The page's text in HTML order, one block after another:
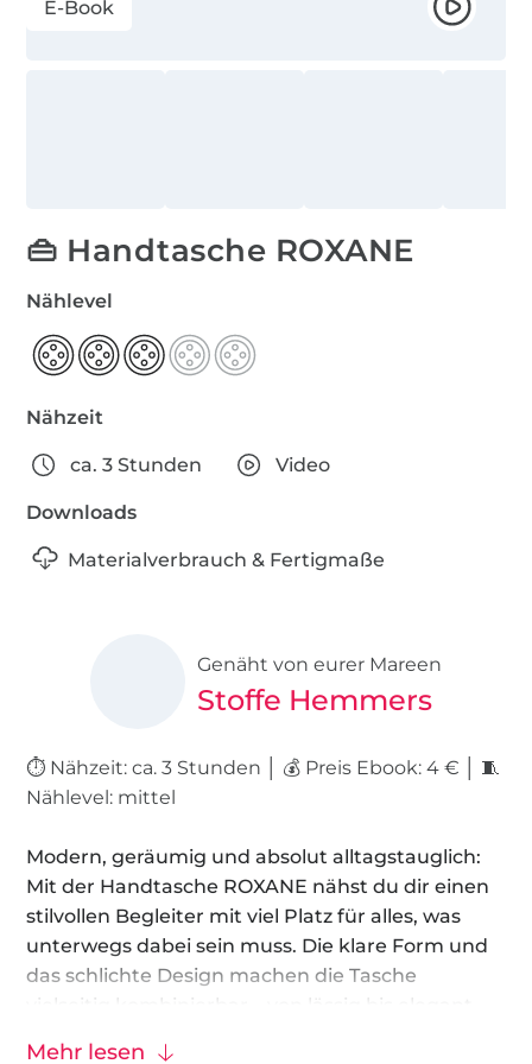
E-Book
👜 Handtasche ROXANE
Nählevel
Nähzeit
ca. 3 Stunden Video
Downloads
Materialverbrauch & Fertigmaße
Genäht von eurer Mareen
Stoffe Hemmers
⏱️ Nähzeit: ca. 3 Stunden │ 💰 Preis Ebook: 4 € │ 🧵
Nählevel: mittel
Modern, geräumig und absolut alltagstauglich:
Mit der Handtasche ROXANE nähst du dir einen
stilvollen Begleiter mit viel Platz für alles, was
unterwegs dabei sein muss. Die klare Form und
das schlichte Design machen die Tasche
vielseitig kombinierbar – von lässig bis elegant.
Mehr lesen